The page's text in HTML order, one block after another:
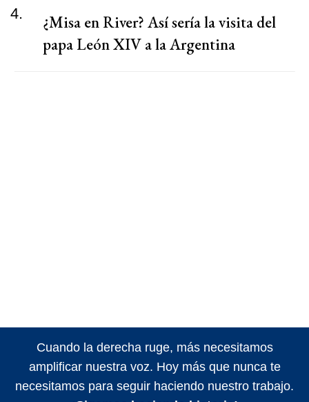
4.
¿Misa en River? Así sería la visita del
papa León XIV a la Argentina
Cuando la derecha ruge, más necesitamos
amplificar nuestra voz. Hoy más que nunca te
necesitamos para seguir haciendo nuestro trabajo.